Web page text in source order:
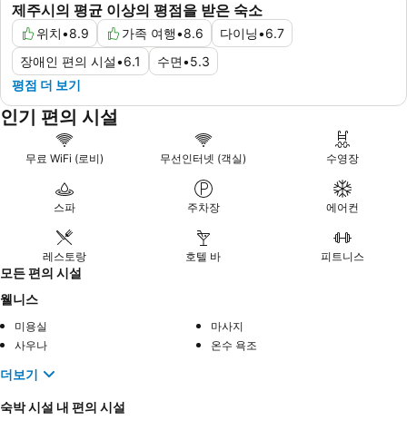
제주시의 평균 이상의 평점을 받은 숙소
위치•8.9 가족 여행•8.6 다이닝•6.7
장애인 편의 시설•6.1 수면•5.3
평점 더 보기
인기 편의 시설
무료 WiFi (로비) 무선인터넷 (객실) 수영장
스파 주차장 에어컨
레스토랑 호텔 바 피트니스
모든 편의 시설
웰니스
미용실
마사지
사우나
온수 욕조
더보기
숙박 시설 내 편의 시설